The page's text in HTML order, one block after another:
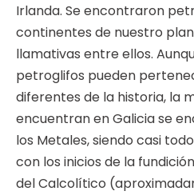
Irlanda. Se encontraron
continentes de nuestro
llamativas entre ellos.
petroglifos pueden
diferentes de la historia, la
encuentran en Galicia se
los Metales, siendo casi
con los inicios de la
del Calcolítico